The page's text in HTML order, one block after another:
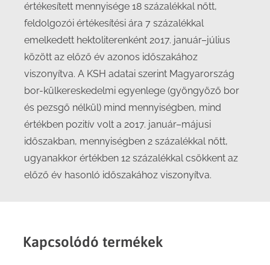
értékesített mennyisége 18 százalékkal nőtt,
feldolgozói értékesítési ára 7 százalékkal
emelkedett hektoliterenként 2017. január–július
között az előző év azonos időszakához
viszonyítva. A KSH adatai szerint Magyarország
bor-külkereskedelmi egyenlege (gyöngyöző bor
és pezsgő nélkül) mind mennyiségben, mind
értékben pozitív volt a 2017. január–májusi
időszakban, mennyiségben 2 százalékkal nőtt,
ugyanakkor értékben 12 százalékkal csökkent az
előző év hasonló időszakához viszonyítva.
Kapcsolódó termékek